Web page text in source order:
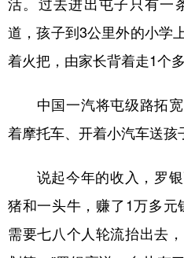
道，孩子到3公里外的小学
着火把，由家长背着走1个多
中国一汽将屯级路拓宽
着摩托车、开着小汽车送孩
说起今年的收入，罗银
猪和一头牛，赚了1万多元
需要七八个人轮流抬出去